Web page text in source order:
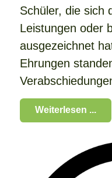
Schüler, die sich
Leistungen oder
ausgezeichnet
Ehrungen
Weiterlesen ...